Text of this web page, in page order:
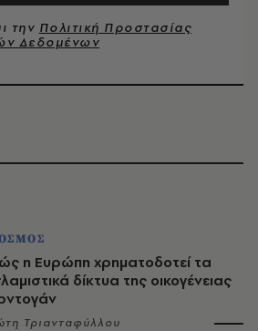
η Ευρώπη χρηματοδοτεί τα
δίκτυα της οικογένειας
Τριανταφύλλου
την Πολιτική Προστασίας
Δεδομένων